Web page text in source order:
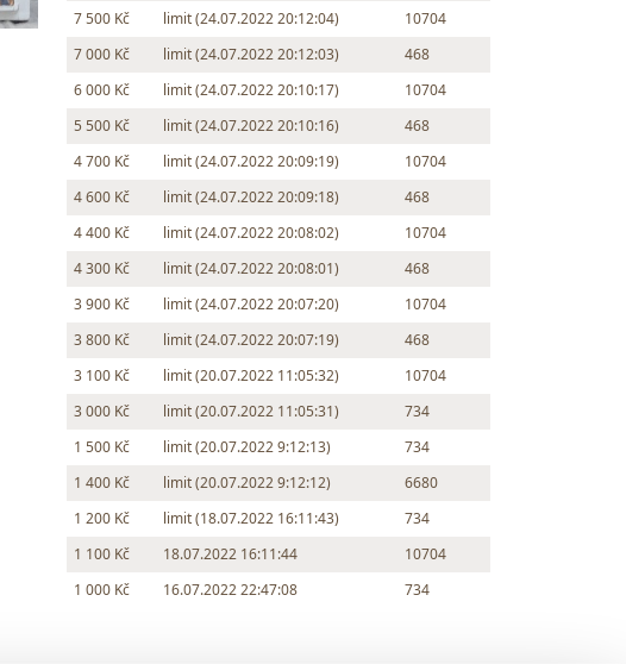
7 500 Kč
limit (24.07.2022 20:12:04)
10704
7 000 Kč
limit (24.07.2022 20:12:03)
468
6 000 Kč
limit (24.07.2022 20:10:17)
10704
5 500 Kč
limit (24.07.2022 20:10:16)
468
4 700 Kč
limit (24.07.2022 20:09:19)
10704
4 600 Kč
limit (24.07.2022 20:09:18)
468
4 400 Kč
limit (24.07.2022 20:08:02)
10704
4 300 Kč
limit (24.07.2022 20:08:01)
468
3 900 Kč
limit (24.07.2022 20:07:20)
10704
3 800 Kč
limit (24.07.2022 20:07:19)
468
3 100 Kč
limit (20.07.2022 11:05:32)
10704
3 000 Kč
limit (20.07.2022 11:05:31)
734
1 500 Kč
limit (20.07.2022 9:12:13)
734
1 400 Kč
limit (20.07.2022 9:12:12)
6680
1 200 Kč
limit (18.07.2022 16:11:43)
734
1 100 Kč
18.07.2022 16:11:44
10704
1 000 Kč
16.07.2022 22:47:08 734